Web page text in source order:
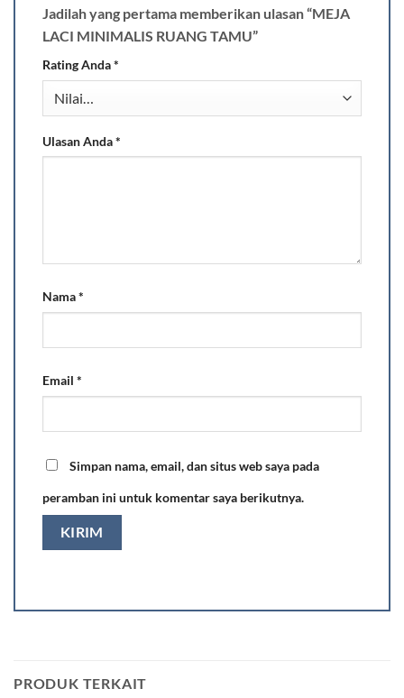
Jadilah yang pertama memberikan ulasan “MEJA
LACI MINIMALIS RUANG TAMU”
Rating Anda*
Ulasan Anda*
Nama*
Email *
Simpan nama, email, dan situs web saya pada
peramban ini untuk komentar saya berikutnya.
PRODUK TERKAIT